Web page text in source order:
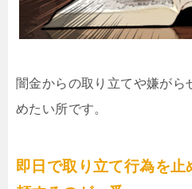
闇金からの取り立てや嫌がら
めたい所です。
即日で取り立て行為を